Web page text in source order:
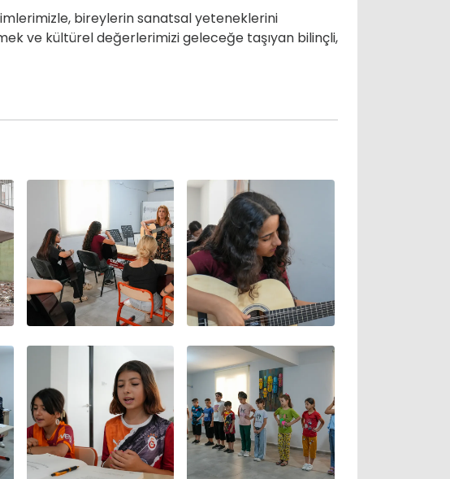
bireylerin sanatsal yeteneklerini
ve kültürel değerlerimizi geleceğe taşıyan bilinçli,